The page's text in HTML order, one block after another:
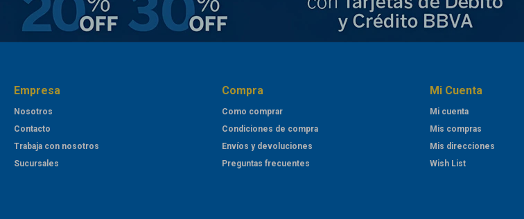
Empresa
Nosotros
Contacto
Trabaja con nosotros
Sucursales
Compra
Como comprar
Condiciones de compra
Envíos y devoluciones
Preguntas frecuentes
Mi Cuenta
Mi cuenta
Mis compras
Mis direcciones
Wish List